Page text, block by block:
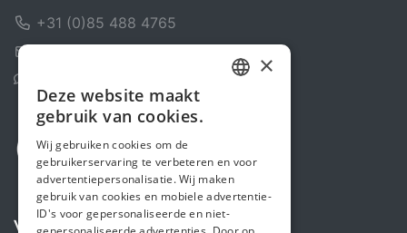
+31 (0)85 488 4765
ENGLISH
×
Deze website maakt
gebruik van cookies.
Wij gebruiken cookies om de
gebruikerservaring te verbeteren en voor
advertentiepersonalisatie. Wij maken
gebruik van cookies en mobiele advertentie-
ID's voor gepersonaliseerde en niet-